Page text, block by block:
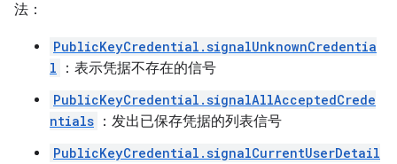
法：
PublicKeyCredential.signalUnknownCredentia
l
：表示凭据不存在的信号
PublicKeyCredential.signalAllAcceptedCrede
ntials ：发出已保存凭据的列表信号
PublicKeyCredential.signalCurrentUserDetail